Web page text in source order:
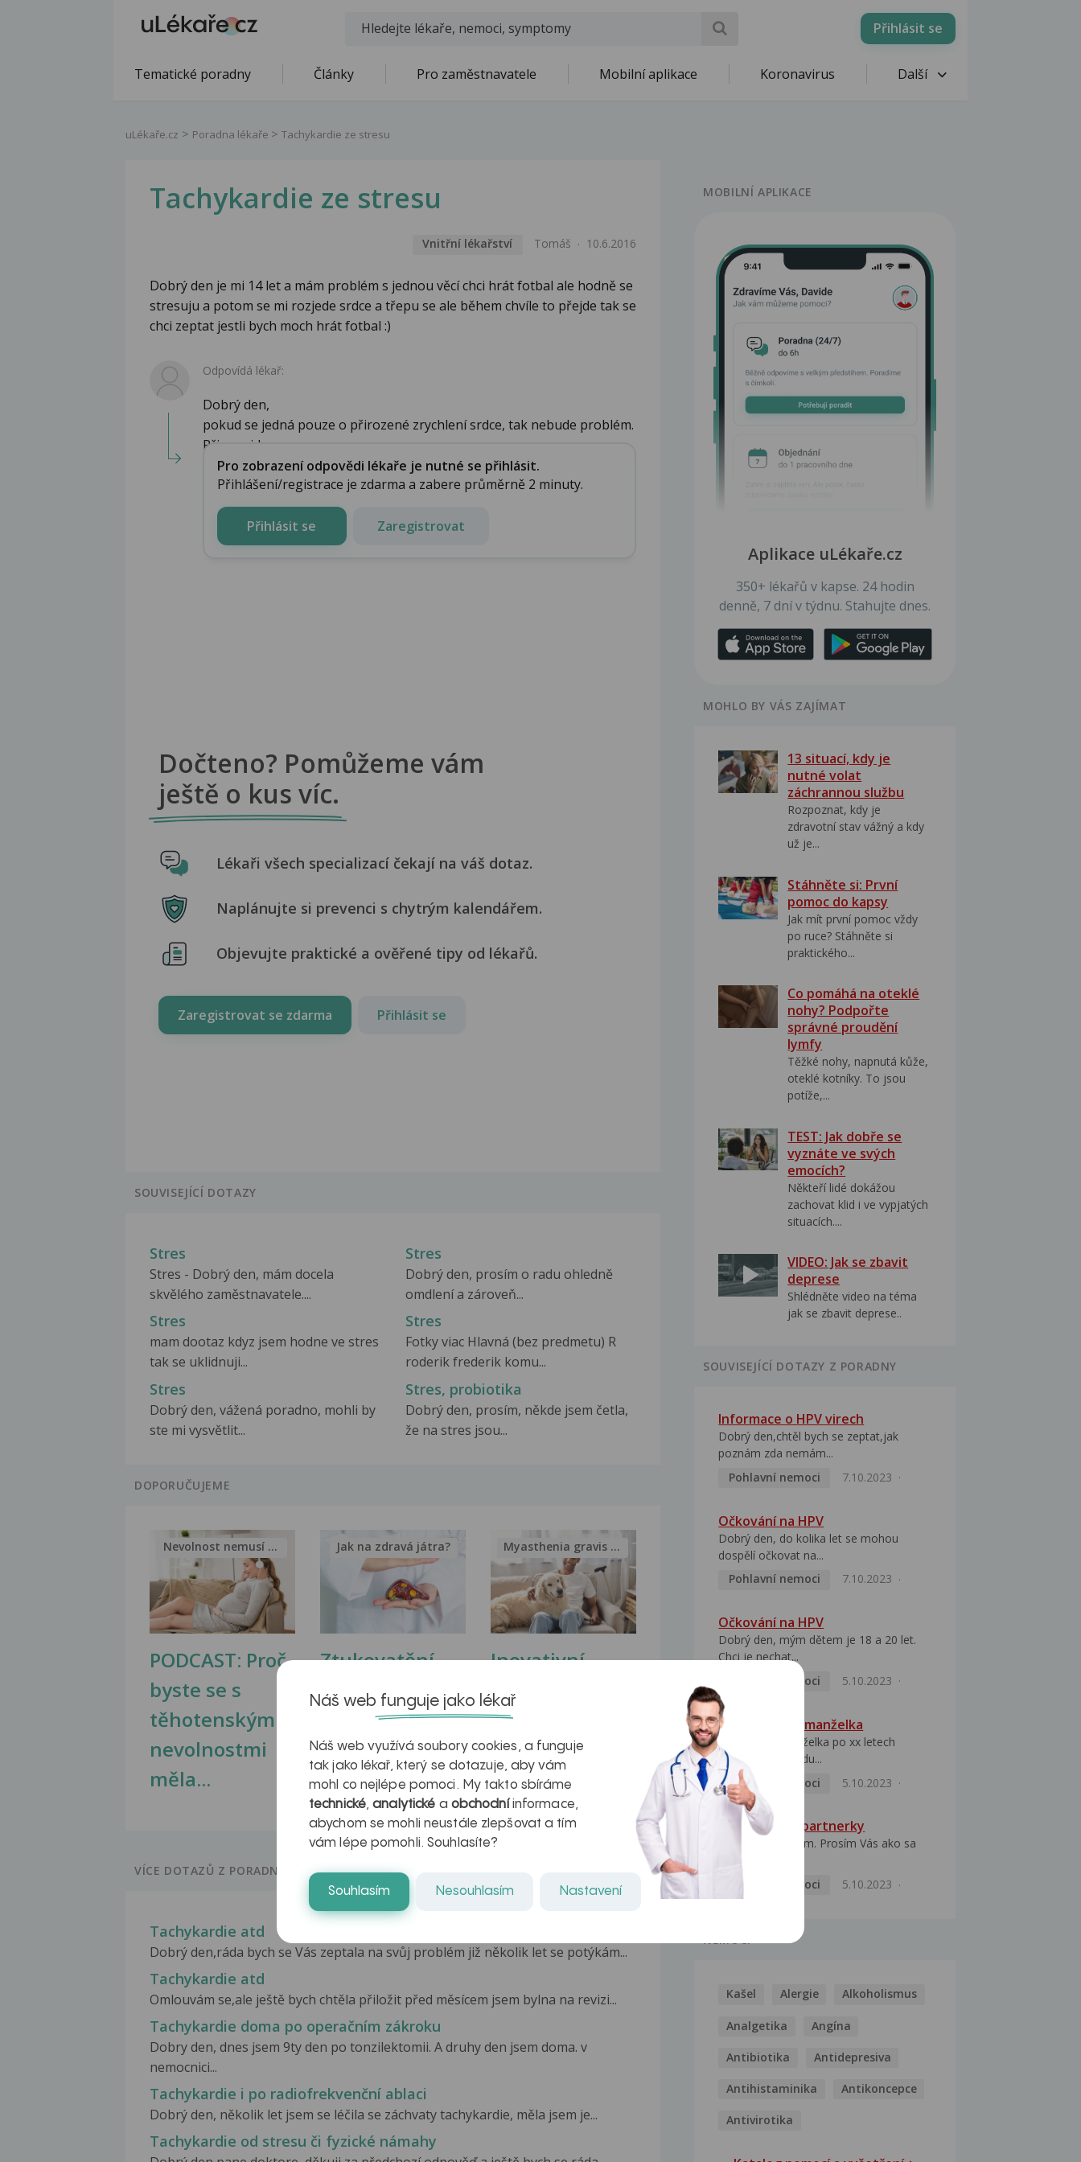
Přihlásit se
Tematické poradny Články Pro zaměstnavatele Mobilní aplikace Koronavirus Další
uLékaře.cz Poradna lékaře Tachykardie ze stresu
Tachykardie ze stresu
Vnitřní lékařství Tomáš 10.6.2016
Dobrý den je mi 14 let a mám problém s jednou věcí chci hrát fotbal ale hodně se
stresuju a potom se mi rozjede srdce a třepu se ale během chvíle to přejde tak se
chci zeptat jestli bych moch hrát fotbal :)
Odpovídá lékař:
Dobrý den,
pokud se jedná pouze o přirozené zrychlení srdce, tak nebude problém.
Při pravid...
Pro zobrazení odpovědi lékaře je nutné se přihlásit.
Přihlášení/registrace je zdarma a zabere průměrně 2 minuty.
Přihlásit se Zaregistrovat
Dočteno? Pomůžeme vám
ještě o kus víc.
Lékaři všech specializací čekají na váš dotaz.
Naplánujte si prevenci s chytrým kalendářem.
Objevujte praktické a ověřené tipy od lékařů.
Zaregistrovat se zdarma Přihlásit se
SOUVISEJÍCÍ DOTAZY
Stres
Stres - Dobrý den, mám docela
skvělého zaměstnavatele....
Stres
Dobrý den, prosím o radu ohledně
omdlení a zároveň...
Stres
mam dootaz kdyz jsem hodne ve stres
tak se uklidnuji...
Stres
Fotky viac Hlavná (bez predmetu) R
roderik frederik komu...
Stres
Dobrý den, vážená poradno, mohli by
ste mi vysvětlit...
Stres, probiotika
Dobrý den, prosím, někde jsem četla,
že na stres jsou...
DOPORUČUJEME
PODCAST: Proč
byste se s
těhotenskými
nevolnostmi
měla...
Nevolnost nemusí být nutnou...
Ztukovatění
jater v datech a
obrazech
Jak na zdravá játra?
Inovativní
léčba
myastenie –
naděje pro ty,
kteří ji...
Myasthenia gravis – vše, co...
VÍCE DOTAZŮ Z PORADNY
Tachykardie atd
Dobrý den,ráda bych se Vás zeptala na svůj problém již několik let se potýkám...
Tachykardie atd
Omlouvám se,ale ještě bych chtěla přiložit před měsícem jsem bylna na revizi...
Tachykardie doma po operačním zákroku
Dobry den, dnes jsem 9ty den po tonzilektomii. A druhy den jsem doma. v
nemocnici...
Tachykardie i po radiofrekvenční ablaci
Dobrý den, několik let jsem se léčila se záchvaty tachykardie, měla jsem je...
Tachykardie od stresu či fyzické námahy
MOBILNÍ APLIKACE
Aplikace uLékaře.cz
350+ lékařů v kapse. 24 hodin
denně, 7 dní v týdnu. Stahujte dnes.
MOHLO BY VÁS ZAJÍMAT
13 situací, kdy je
nutné volat
záchrannou službu
Rozpoznat, kdy je
zdravotní stav vážný a kdy
už je...
Stáhněte si: První
pomoc do kapsy
Jak mít první pomoc vždy
po ruce? Stáhněte si
praktického...
Co pomáhá na oteklé
nohy? Podpořte
správné proudění
lymfy
Těžké nohy, napnutá kůže,
oteklé kotníky. To jsou
potíže,...
TEST: Jak dobře se
vyznáte ve svých
emocích?
Někteří lidé dokážou
zachovat klid i ve vypjatých
situacích....
VIDEO: Jak se zbavit
deprese
Shlédněte video na téma
jak se zbavit deprese..
SOUVISEJÍCÍ DOTAZY Z PORADNY
Informace o HPV virech
Dobrý den,chtěl bych se zeptat,jak
poznám zda nemám...
Pohlavní nemoci
7.10.2023
Očkování na HPV
Dobrý den, do kolika let se mohou
dospělí očkovat na...
Pohlavní nemoci
7.10.2023
Očkování na HPV
Dobrý den, mým dětem je 18 a 20 let.
Chci je nechat...
Pohlavní nemoci
5.10.2023
HPV pozitivní manželka
Dobrý den, manželka po xx letech
přivezla z Východu...
Pohlavní nemoci
5.10.2023
HPV typ 52 u partnerky
Dobrý deň prajem. Prosím Vás ako sa
Pohlavní nemoci
5.10.2023
NEMOCI
Kašel Alergie Alkoholismus
Analgetika Angína
Antibiotika Antidepresiva
Antihistaminika Antikoncepce
Antivirotika
Náš web funguje jako lékař
Náš web využívá soubory cookies, a funguje
tak jako lékař, který se dotazuje, aby vám
mohl co nejlépe pomoci. My takto sbíráme
technické,analytické a obchodníinformace,
abychom se mohli neustále zlepšovat a tím
vám lépe pomohli. Souhlasíte?
Souhlasím Nesouhlasím Nastavení